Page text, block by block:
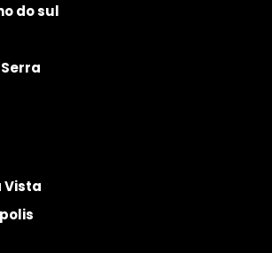
do sul
Serra
Vista